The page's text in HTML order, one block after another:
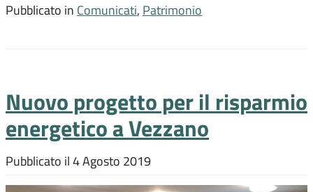
Pubblicato in Comunicati, Patrimonio
Nuovo progetto per il risparmio
energetico a Vezzano
Pubblicato il 4 Agosto 2019